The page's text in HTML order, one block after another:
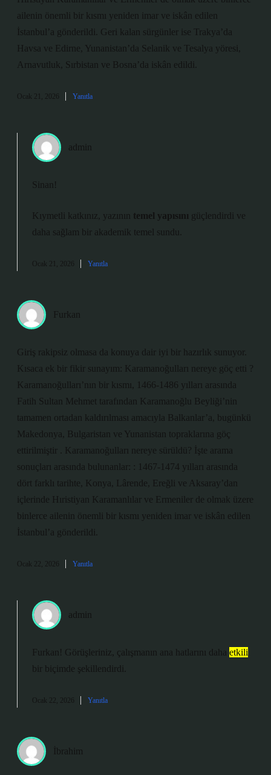
ailenin önemli bir kısmı yeniden imar ve iskân edilen
İstanbul’a gönderildi. Geri kalan sürgünler ise Trakya’da
Havsa ve Edirne, Yunanistan’da Selanik ve Tesalya yöresi,
Arnavutluk, Sırbistan ve Bosna’da iskân edildi.
Ocak 21, 2026 Yanıtla
admin
Sinan!
Kıymetli katkınız, yazının temel yapısını güçlendirdi ve
daha sağlam bir akademik temel sundu.
Ocak 21, 2026 Yanıtla
Furkan
Giriş rakipsiz olmasa da konuya dair iyi bir hazırlık sunuyor.
Kısaca ek bir fikir sunayım: Karamanoğulları nereye göç etti ?
Karamanoğulları’nın bir kısmı, 1466-1486 yılları arasında
Fatih Sultan Mehmet tarafından Karamanoğlu Beyliği’nin
tamamen ortadan kaldırılması amacıyla Balkanlar’a, bugünkü
Makedonya, Bulgaristan ve Yunanistan topraklarına göç
ettirilmiştir . Karamanoğulları nereye sürüldü? İşte arama
sonuçları arasında bulunanlar: : 1467-1474 yılları arasında
dört farklı tarihte, Konya, Lârende, Ereğli ve Aksaray’dan
içlerinde Hıristiyan Karamanlılar ve Ermeniler de olmak üzere
binlerce ailenin önemli bir kısmı yeniden imar ve iskân edilen
İstanbul’a gönderildi.
Ocak 22, 2026 Yanıtla
admin
Furkan! Görüşleriniz, çalışmanın ana hatlarını daha etkili
bir biçimde şekillendirdi.
Ocak 22, 2026 Yanıtla
İbrahim